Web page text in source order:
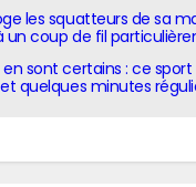
les squatteurs de sa
un coup de fil
en sont certains : ce
quelques minutes